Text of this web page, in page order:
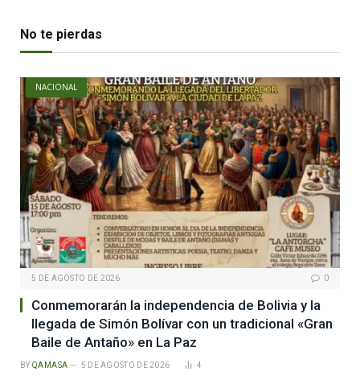
No te pierdas
NACIONAL
5 DE AGOSTO DE 2026 0
Conmemorarán la independencia de Bolivia y la
llegada de Simón Bolívar con un tradicional «Gran
Baile de Antaño» en La Paz
BY QAMASA 5 DE AGOSTO DE 2026 4